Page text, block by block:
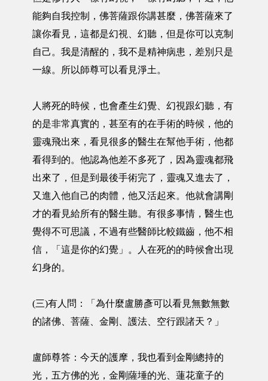
能夠自我控制，佛菩薩跟你講甚麼，佛菩薩來了
讓你看見，這都是幻視、幻聽，但是你可以克制
自己。我是清醒的，我不是精神病患，差別只是
一線。所以師尊可以看見淨土。
人將死的時候，也會產生幻覺、幻視跟幻聽，有
的是非常真實的，甚至有的在手術的時候，他的
靈魂飛出來，看見很多的醫生在幫他手術，他都
看得到的。他認為他差不多死了，因為靈魂都飛
出來了，但是到最後手術完了，靈魂又進去了，
又進入他自己的肉體，他又活起來。他就會講剛
才的看見給所有的醫生聽。有很多事情，醫生也
覺得不可思議，不過有些醫師比較鐵齒，他不相
信，「這是你的幻覺」。人在死的的時候會出現
幻身的。
(三)有人問：「為什麼盧勝彥可以看見無數無數
的諸佛、菩薩、金剛、護法、空行跟諸天？」
盧師尊答：今天的護摩，我也看到金剛總持的
光，五方佛的光，金剛薩埵的光、蓮花童子的